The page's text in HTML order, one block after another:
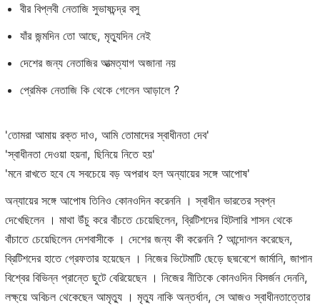
বীর বিপ্লবী নেতাজি সুভাষচন্দ্র বসু
যাঁর জন্মদিন তো আছে, মৃত্যুদিন নেই
দেশের জন্য নেতাজির আত্মত্যাগ অজানা নয়
প্রেমিক নেতাজি কি থেকে গেলেন আড়ালে ?
'তোমরা আমায় রক্ত দাও, আমি তোমাদের স্বাধীনতা দেব'
'স্বাধীনতা দেওয়া হয়না, ছিনিয়ে নিতে হয়'
'মনে রাখতে হবে যে সবচেয়ে বড় অপরাধ হল অন্যায়ের সঙ্গে আপোষ'
অন্যায়ের সঙ্গে আপোষ তিনিও কোনওদিন করেননি । স্বাধীন ভারতের স্বপ্ন
দেখেছিলেন । মাথা উঁচু করে বাঁচতে চেয়েছিলেন, ব্রিটিশদের হিটলারি শাসন থেকে
বাঁচাতে চেয়েছিলেন দেশবাসীকে । দেশের জন্য কী করেননি ? আন্দোলন করেছেন,
ব্রিটিশদের হাতে গ্রেফতার হয়েছেন । নিজের ভিটেমাটি ছেড়ে ছদ্মবেশে জার্মানি, জাপান
বিশ্বের বিভিন্ন প্রান্তে ছুটে বেরিয়েছেন । নিজের নীতিকে কোনওদিন বিসর্জন দেননি,
লক্ষ্য়ে অবিচল থেকেছেন আমৃত্যু । মৃত্যু নাকি অন্তর্ধান, সে আজও স্বাধীনতাত্তোর